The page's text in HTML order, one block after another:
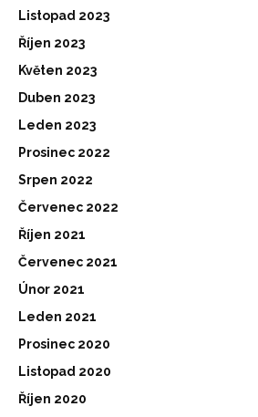
Listopad 2023
Říjen 2023
Květen 2023
Duben 2023
Leden 2023
Prosinec 2022
Srpen 2022
Červenec 2022
Říjen 2021
Červenec 2021
Únor 2021
Leden 2021
Prosinec 2020
Listopad 2020
Říjen 2020